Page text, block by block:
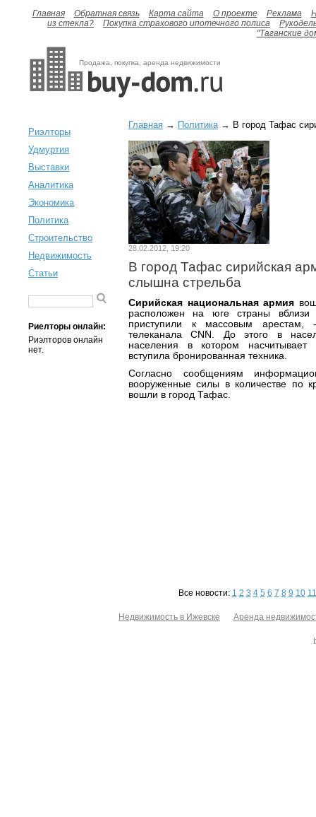
Главная Обратная связь Карта сайта О проекте Реклама
из стекла?
Покупка страхового ипотечного полиса
"Таганские
Продажа, покупка, аренда недвижимости
Риэлторы
Удмуртия
Выставки
Аналитика
Экономика
Политика
Строительство
Недвижимость
Статьи
Риелторы онлайн:
Риэлторов онлайн
нет.
Главная → Политика→ В город Тафас
28.02.2012, 19:20
В город Тафас сирийская
слышна стрельба
Сирийская национальная армия
расположен на юге страны
приступили к массовым арестам,
телеканала CNN. До этого в
населения в котором
вступила бронированная техника.
Согласно сообщениям
вооруженные силы в количестве по
вошли в город Тафас.
Все новости: 1 2 3 4 5 6 7 8 9 10 11
Недвижимость в Ижевске Аренда